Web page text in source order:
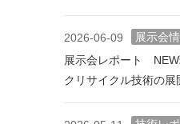
2026-06-09
展示会
展示会レポート
クリサイクル技術の展